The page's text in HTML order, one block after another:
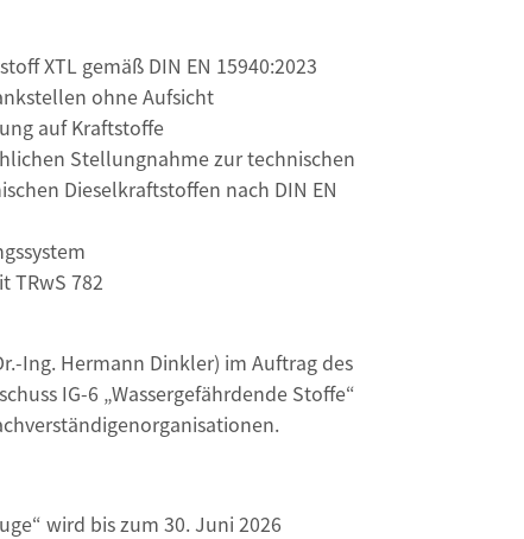
XTL gemäß DIN EN 15940:2023
ohne Aufsicht
auf Kraftstoffe
Stellungnahme zur technischen
Dieselkraftstoffen nach DIN EN
TRwS 782
Ing. Hermann Dinkler) im Auftrag des
IG-6 „Wassergefährdende Stoffe“
wird bis zum 30. Juni 2026